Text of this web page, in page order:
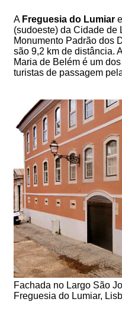
A Freguesia do Lumiar
(sudoeste) da Cidade de
Monumento Padrão dos
são 9,2 km de distância.
Maria de Belém é um
turistas de passagem
Fachada no Largo São
Freguesia do Lumiar,